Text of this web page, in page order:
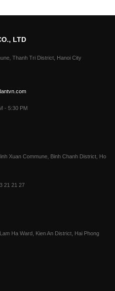
LTD
Thanh Tri District, Hanoi City
- 5:30 PM
Xuan Commune, Binh Chanh District, Ho
21 21 27
Ha Ward, Kien An District, Hai Phong